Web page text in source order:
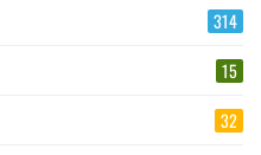
314
15
32